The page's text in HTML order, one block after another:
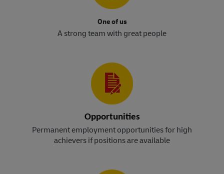
One of us
A strong team with great people
Opportunities
Permanent employment opportunities for high
achievers if positions are available